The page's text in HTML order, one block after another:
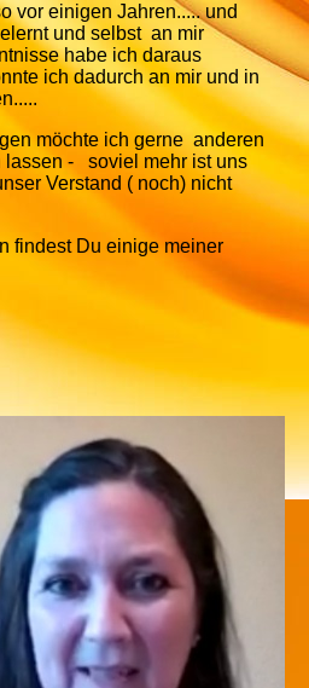
vor einigen Jahren..... und
und selbst an mir
habe ich daraus
ich dadurch an mir und in
möchte ich gerne anderen
lassen - soviel mehr ist uns
Verstand ( noch) nicht
findest Du einige meiner